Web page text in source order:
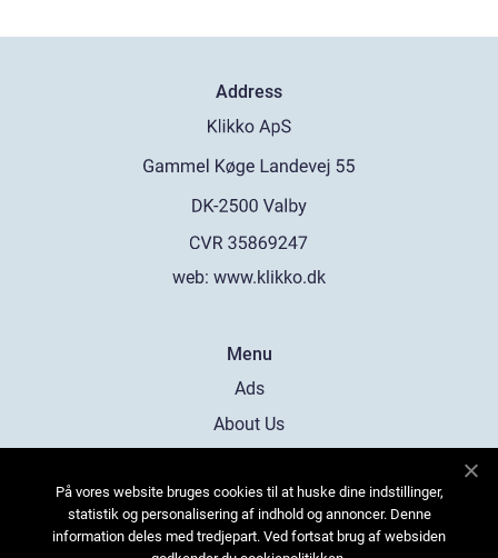
Address
web: www.klikko.dk
Menu
Ads
About Us
Contact
Sitemap
På vores website bruges cookies til at huske dine indstillinger,
statistik og personalisering af indhold og annoncer. Denne
information deles med tredjepart. Ved fortsat brug af websiden